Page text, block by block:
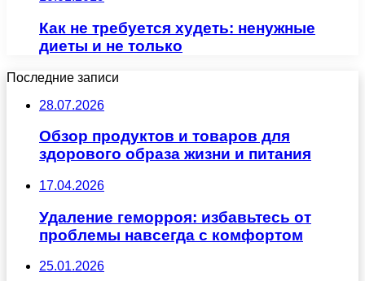
Как не требуется худеть: ненужные
диеты и не только
Последние записи
28.07.2026
Обзор продуктов и товаров для
здорового образа жизни и питания
17.04.2026
Удаление геморроя: избавьтесь от
проблемы навсегда с комфортом
25.01.2026